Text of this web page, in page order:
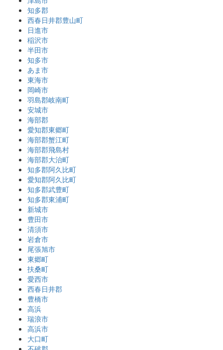
知多郡
西春日井郡豊山町
日進市
稲沢市
半田市
知多市
あま市
東海市
岡崎市
羽島郡岐南町
安城市
海部郡
愛知郡東郷町
海部郡蟹江町
海部郡飛島村
海部郡大治町
知多郡阿久比町
愛知郡阿久比町
知多郡武豊町
知多郡東浦町
新城市
豊田市
清須市
岩倉市
尾張旭市
東郷町
扶桑町
愛西市
西春日井郡
豊橋市
高浜
瑞浪市
高浜市
大口町